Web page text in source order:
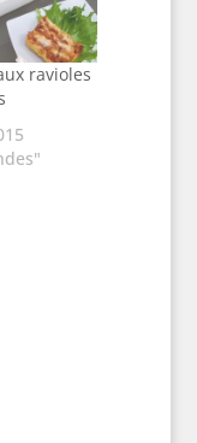
ravioles